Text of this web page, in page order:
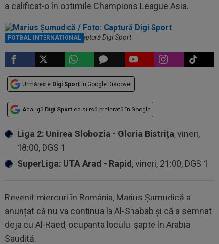
a calificat-o în optimile Champions League Asia.
FOTBAL INTERNATIONAL
Marius Șumudică / Foto: Captură Digi Sport
Urmărește Digi Sport în Google Discover
Adaugă Digi Sport ca sursă preferată în Google
Liga 2: Unirea Slobozia - Gloria Bistrița, vineri,
18:00, DGS 1
SuperLiga: UTA Arad - Rapid , vineri, 21:00, DGS 1
Revenit miercuri în România, Marius Șumudică a
anunțat că nu va continua la Al-Shabab și că a semnat
deja cu Al-Raed, ocupanta locului șapte în Arabia
Saudită.